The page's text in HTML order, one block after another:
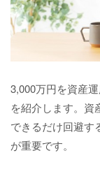
3,000万円を資産
を紹介します。資
できるだけ回避す
が重要です。